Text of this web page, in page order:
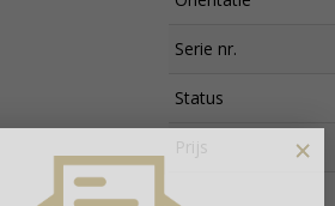
Serie nr.
Status
Prijs ×